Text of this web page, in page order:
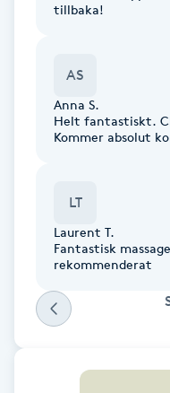
Fransk manikyr
Fransrengöring
Frekvensterapi
Funktionsanalys
tillbaka!
AS
Anna S.
Helt fantastiskt.
Kommer absolut
LT
Laurent T.
Fantastisk
rekommenderat